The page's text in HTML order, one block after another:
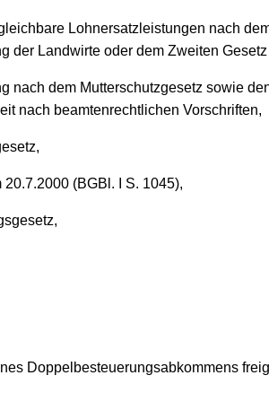
Lohnersatzleistungen nach
Landwirte oder dem Zweiten
nach dem Mutterschutzgesetz sowie
nach beamtenrechtlichen Vorschriften,
(BGBl. I S. 1045),
Doppelbesteuerungsabkommens